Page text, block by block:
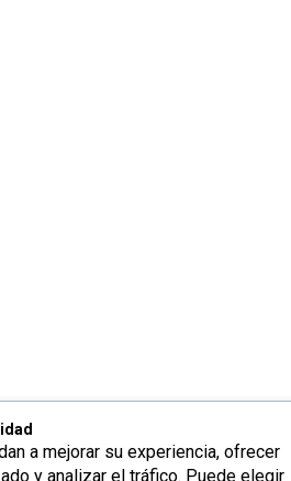
a mejorar su experiencia, ofrecer
y analizar el tráfico. Puede elegir